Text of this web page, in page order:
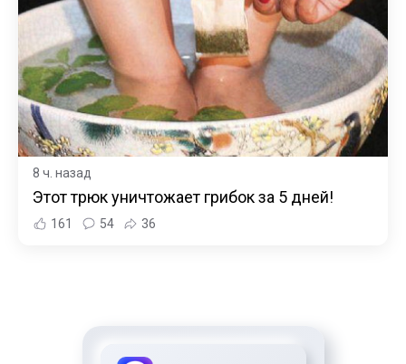
8 ч. назад
Этот трюк уничтожает грибок за 5 дней!
161 54 36